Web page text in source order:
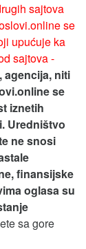
sajtova
se
upućuje ka
sajtova -
agencija, niti
se
iznetih
Uredništvo
ne snosi
finansijske
oglasa su
sa gore